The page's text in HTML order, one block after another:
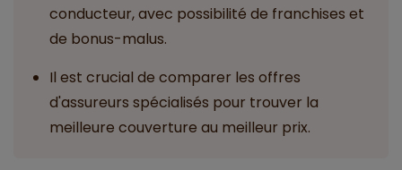
conducteur, avec possibilité de franchises et
de bonus-malus.
Il est crucial de comparer les offres
d'assureurs spécialisés pour trouver la
meilleure couverture au meilleur prix.